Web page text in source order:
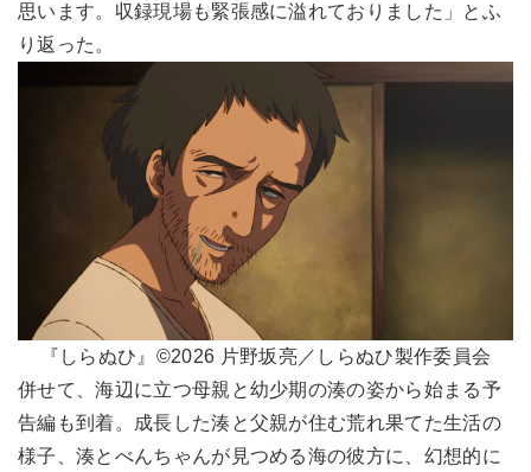
思います。収録現場も緊張感に溢れておりました」とふ
り返った。
『しらぬひ』©2026 片野坂亮／しらぬひ製作委員会
併せて、海辺に立つ母親と幼少期の湊の姿から始まる予
告編も到着。成長した湊と父親が住む荒れ果てた生活の
様子、湊とべんちゃんが見つめる海の彼方に、幻想的に